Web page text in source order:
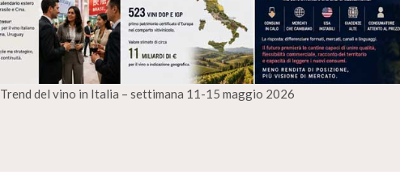
Trend del vino in Italia – settimana 11-15 maggio 2026